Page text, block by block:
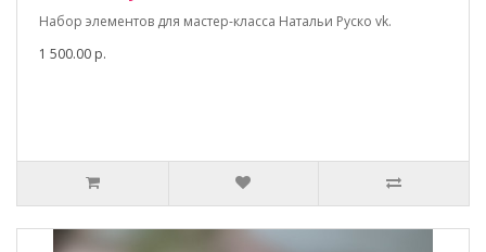
Набор элементов для мастер-класса Натальи Руско vk.
1 500.00 р.